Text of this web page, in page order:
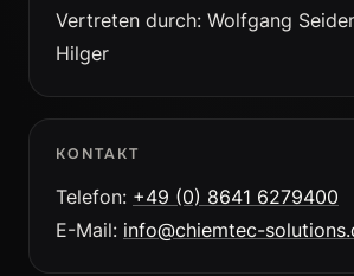
Vertreten durch: Wolfgang
Hilger
KONTAKT
Telefon: +49 (0) 8641 6279400
E-Mail: info@chiemtec-